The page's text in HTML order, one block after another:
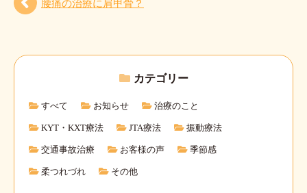
腰痛の治療に肩甲骨？
カテゴリー
すべて お知らせ 治療のこと
KYT・KXT療法 JTA療法 振動療法
交通事故治療 お客様の声 季節感
柔つれづれ その他